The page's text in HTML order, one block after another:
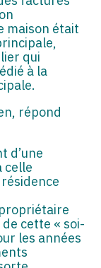
maison était
qui
à la
répond
d’une
celle
cette « soi-
les années